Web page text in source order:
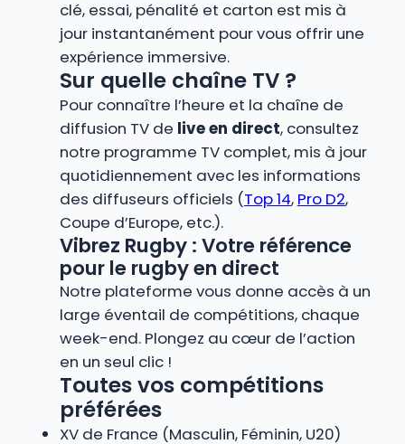
clé, essai, pénalité et carton est mis à
jour instantanément pour vous offrir une
expérience immersive.
Sur quelle chaîne TV ?
Pour connaître l’heure et la chaîne de
diffusion TV de live en direct, consultez
notre programme TV complet, mis à jour
quotidiennement avec les informations
des diffuseurs officiels (Top 14, Pro D2,
Coupe d’Europe, etc.).
Vibrez Rugby : Votre référence
pour le rugby en direct
Notre plateforme vous donne accès à un
large éventail de compétitions, chaque
week-end. Plongez au cœur de l’action
en un seul clic !
Toutes vos compétitions
préférées
XV de France (Masculin, Féminin, U20)